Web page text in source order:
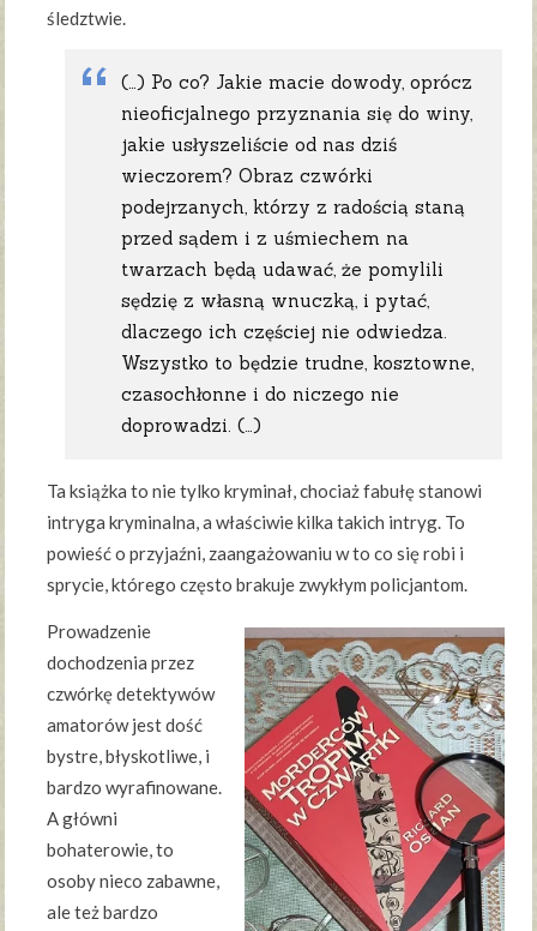
śledztwie.
(…) Po co? Jakie macie dowody, oprócz
nieoficjalnego przyznania się do winy,
jakie usłyszeliście od nas dziś
wieczorem? Obraz czwórki
podejrzanych, którzy z radością staną
przed sądem i z uśmiechem na
twarzach będą udawać, że pomylili
sędzię z własną wnuczką, i pytać,
dlaczego ich częściej nie odwiedza.
Wszystko to będzie trudne, kosztowne,
czasochłonne i do niczego nie
doprowadzi. (…)
Ta książka to nie tylko kryminał, chociaż fabułę stanowi
intryga kryminalna, a właściwie kilka takich intryg. To
powieść o przyjaźni, zaangażowaniu w to co się robi i
sprycie, którego często brakuje zwykłym policjantom.
Prowadzenie
dochodzenia przez
czwórkę detektywów
amatorów jest dość
bystre, błyskotliwe, i
bardzo wyrafinowane.
A główni
bohaterowie, to
osoby nieco zabawne,
ale też bardzo